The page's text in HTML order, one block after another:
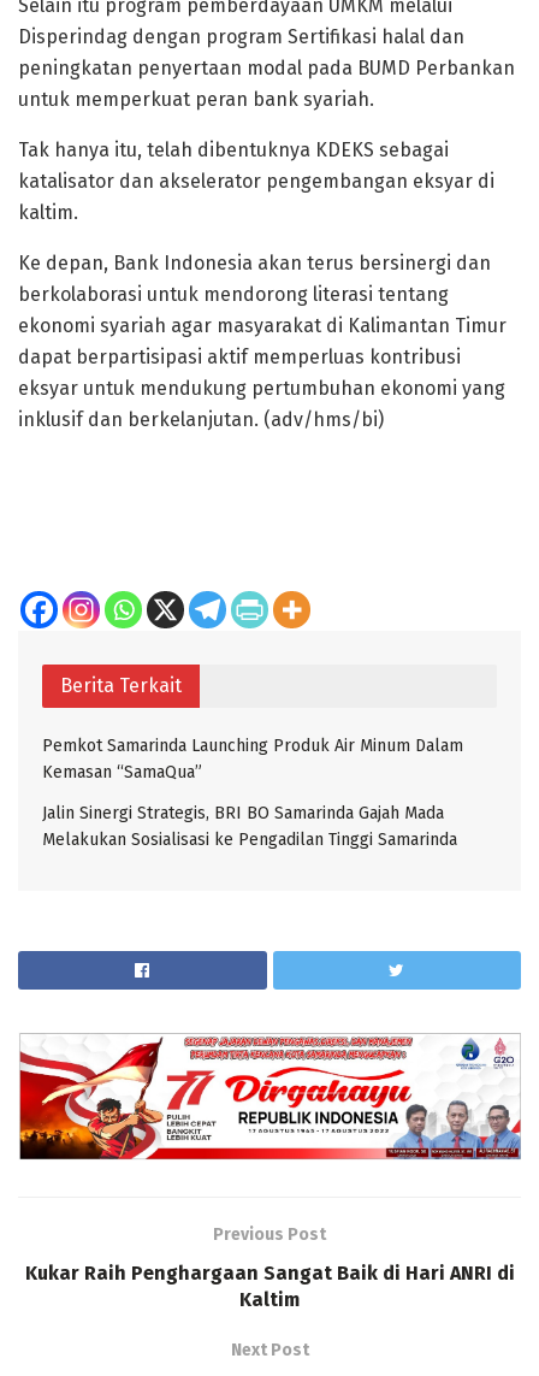
Selain itu program pemberdayaan UMKM melalui
Disperindag dengan program Sertifikasi halal dan
peningkatan penyertaan modal pada BUMD Perbankan
untuk memperkuat peran bank syariah.
Tak hanya itu, telah dibentuknya KDEKS sebagai
katalisator dan akselerator pengembangan eksyar di
kaltim.
Ke depan, Bank Indonesia akan terus bersinergi dan
berkolaborasi untuk mendorong literasi tentang
ekonomi syariah agar masyarakat di Kalimantan Timur
dapat berpartisipasi aktif memperluas kontribusi
eksyar untuk mendukung pertumbuhan ekonomi yang
inklusif dan berkelanjutan. (adv/hms/bi)
Berita Terkait
Pemkot Samarinda Launching Produk Air Minum Dalam
Kemasan “SamaQua”
Jalin Sinergi Strategis, BRI BO Samarinda Gajah Mada
Melakukan Sosialisasi ke Pengadilan Tinggi Samarinda
Previous Post
Kukar Raih Penghargaan Sangat Baik di Hari ANRI di
Kaltim
Next Post